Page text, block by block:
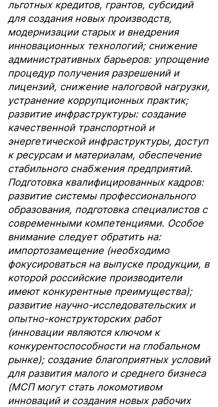
льготных кредитов, грантов, субсидий
для создания новых производств,
модернизации старых и внедрения
инновационных технологий; снижение
административных барьеров: упрощение
процедур получения разрешений и
лицензий, снижение налоговой нагрузки,
устранение коррупционных практик;
развитие инфраструктуры: создание
качественной транспортной и
энергетической инфраструктуры, доступ
к ресурсам и материалам, обеспечение
стабильного снабжения предприятий.
Подготовка квалифицированных кадров:
развитие системы профессионального
образования, подготовка специалистов с
современными компетенциями. Особое
внимание следует обратить на:
импортозамещение (необходимо
фокусироваться на выпуске продукции, в
которой российские производители
имеют конкурентные преимущества);
развитие научно-исследовательских и
опытно-конструкторских работ
(инновации являются ключом к
конкурентоспособности на глобальном
рынке); создание благоприятных условий
для развития малого и среднего бизнеса
(МСП могут стать локомотивом
инноваций и создания новых рабочих